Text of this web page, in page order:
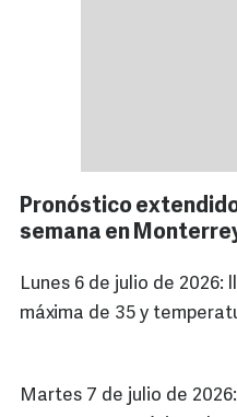
Pronóstico
semana en
Lunes 6 de julio de
máxima de 35 y
Martes 7 de julio de